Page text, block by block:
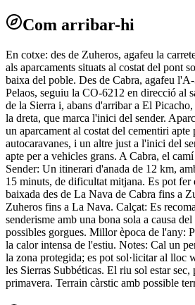
Com arribar-hi
En cotxe: des de Zuheros, agafeu la
als aparcaments situats al costat del pont
baixa del poble. Des de Cabra, agafeu
Pelaos, seguiu la CO-6212 en direcció al
de la Sierra i, abans d'arribar a El
la dreta, que marca l'inici del sender.
un aparcament al costat del cementiri apte
autocaravanes, i un altre just a l'inici del
apte per a vehicles grans. A Cabra, el
Sender: Un itinerari d'anada de 12 km,
15 minuts, de dificultat mitjana. Es pot fer
baixada des de La Nava de Cabra fins a
Zuheros fins a La Nava. Calçat: Es
senderisme amb una bona sola a causa
possibles gorgues. Millor època de l'any:
la calor intensa de l'estiu. Notes: Cal un
la zona protegida; es pot sol·licitar al lloc
les Sierras Subbéticas. El riu sol estar
primavera. Terrain càrstic amb possible